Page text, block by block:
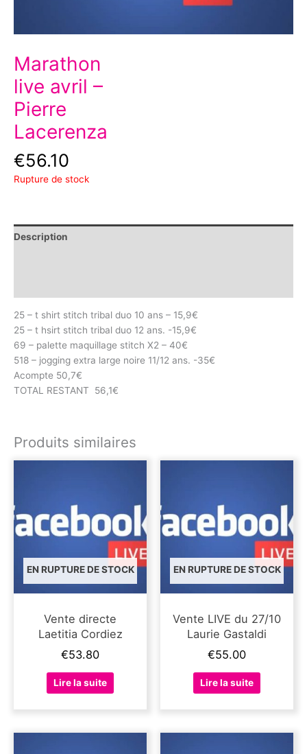
Marathon
live avril –
Pierre
Lacerenza
€56.10
Rupture de stock
Description
25 – t shirt stitch tribal duo 10 ans – 15,9€
25 – t hsirt stitch tribal duo 12 ans. -15,9€
69 – palette maquillage stitch X2 – 40€
518 – jogging extra large noire 11/12 ans. -35€
Acompte 50,7€
TOTAL RESTANT 56,1€
Produits similaires
EN RUPTURE DE STOCK
Vente directe
Laetitia Cordiez
€53.80
Lire la suite
EN RUPTURE DE STOCK
Vente LIVE du 27/10
Laurie Gastaldi
€55.00
Lire la suite